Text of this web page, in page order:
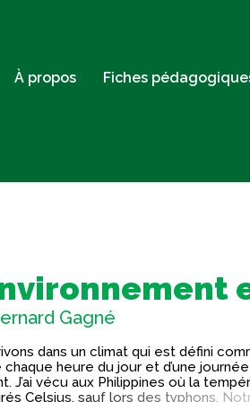
À propos Fiches
Gagné
dans un climat qui est défini
chaque heure du jour et d’une journée
J’ai vécu aux Philippines où la
Celsius, sauf lors des typhons.